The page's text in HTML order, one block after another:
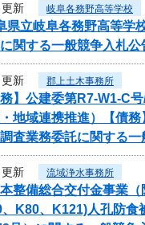
新 岐阜各務野高等学校
県立岐阜各務野高等学
関する一般競争入札公
新 郡上土木事務所
務】公建委第R7-W1-C
地域連携推進）【債務
査業務委託に関する一
新 流域浄水事務所
整備総合交付金事業（
K80、K121)人孔防食